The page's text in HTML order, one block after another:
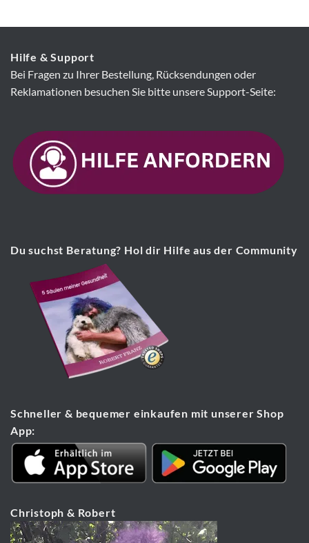
Hilfe & Support
Bei Fragen zu Ihrer Bestellung, Rücksendungen oder
Reklamationen besuchen Sie bitte unsere Support-Seite:
Du suchst Beratung? Hol dir Hilfe aus der Community
Schneller & bequemer einkaufen mit unserer Shop
App:
Christoph & Robert